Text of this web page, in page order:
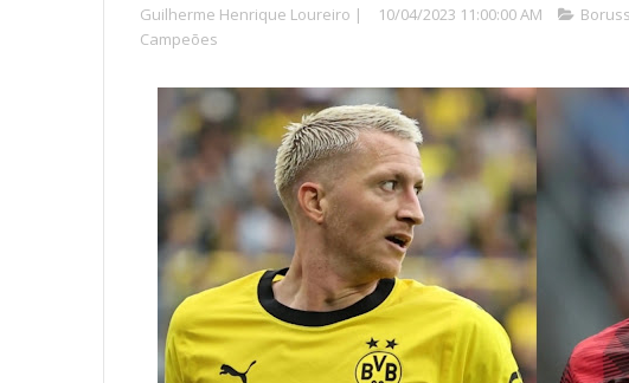
Guilherme Henrique Loureiro | 10/04/2023 11:00:00 AM
Campeões